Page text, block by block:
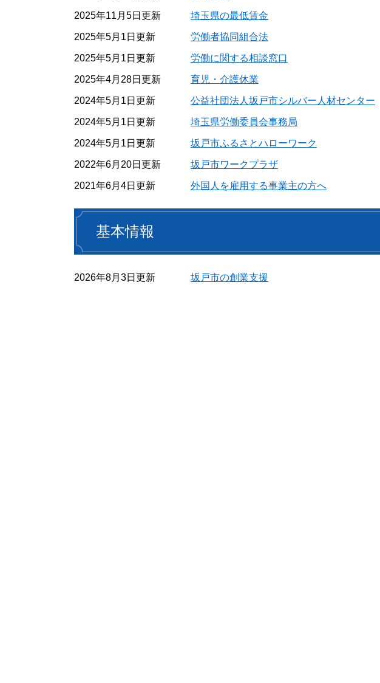
2025年11月5日更新 埼玉県の最低賃金
2025年5月1日更新 労働者協同組合法
2025年5月1日更新 労働に関する相談窓口
2025年4月28日更新 育児・介護休業
2024年5月1日更新 公益社団法人坂戸市シルバー人材センター
2024年5月1日更新 埼玉県労働委員会事務局
2024年5月1日更新 坂戸市ふるさとハローワーク
2022年6月20日更新 坂戸市ワークプラザ
2021年6月4日更新 外国人を雇用する事業主の方へ
基本情報
2026年8月3日更新 坂戸市の創業支援